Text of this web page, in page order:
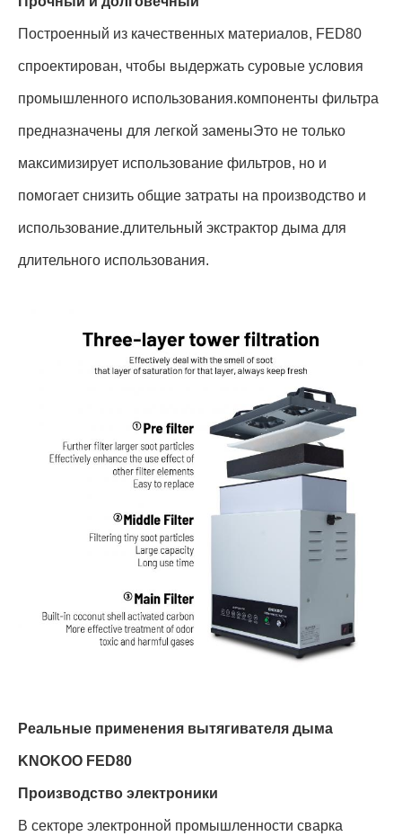
Построенный из качественных материалов, FED80
спроектирован, чтобы выдержать суровые условия
промышленного использования.компоненты фильтра
предназначены для легкой заменыЭто не только
максимизирует использование фильтров, но и
помогает снизить общие затраты на производство и
использование.длительный экстрактор дыма для
длительного использования.
Реальные применения вытягивателя дыма
KNOKOO FED80
Производство электроники
В секторе электронной промышленности сварка